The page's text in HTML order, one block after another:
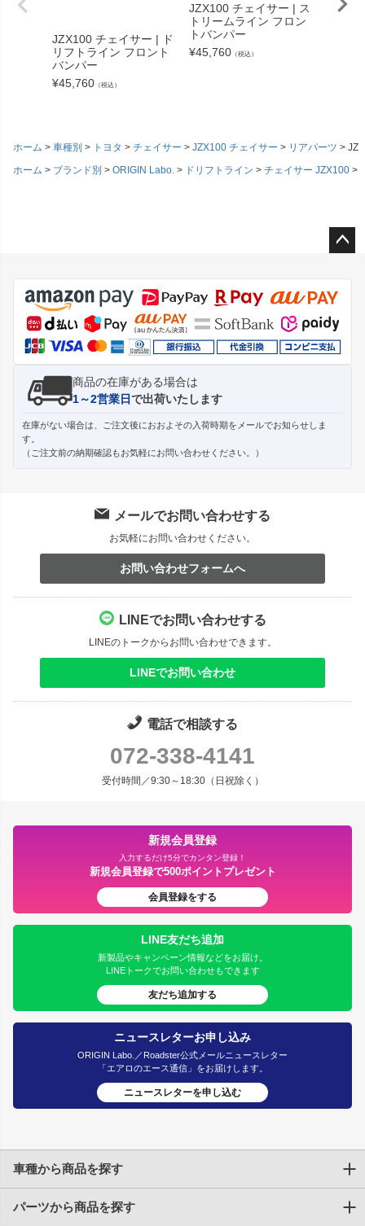
JZX100 チェイサー | ド
リフトライン フロント
バンパー
¥45,760 （税込）
JZX100 チェイサー | ス
トリームライン フロン
トバンパー
¥45,760 （税込）
ホーム 車種別 トヨタ チェイサー JZX100 チェイサー リアパーツ
ホーム
ブランド別 ORIGIN Labo. ドリフトライン チェイサー JZX100
ジト
ップ
へ
商品の在庫がある場合は
1～2営業日で出荷いたします
在庫がない場合は、ご注文後におおよその入荷時期をメールでお知らせしま
す。
（ご注文前の納期確認もお気軽にお問い合わせください。）
メールでお問い合わせする
お気軽にお問い合わせください。
お問い合わせフォームへ
LINEでお問い合わせする
LINEのトークからお問い合わせできます。
LINEでお問い合わせ
電話で相談する
072-338-4141
受付時間／9:30～18:30（日祝除く）
新規会員登録
入力するだけ5分でカンタン登録！
新規会員登録で500ポイントプレゼント
会員登録をする
LINE友だち追加
新製品やキャンペーン情報などをお届け。
LINEトークでお問い合わせもできます
友だち追加する
ニュースレターお申し込み
ORIGIN Labo.／Roadster公式メールニュースレター
「エアロのエース通信」をお届けします。
ニュースレターを申し込む
車種から商品を探す
トヨタ
パーツから商品を探す